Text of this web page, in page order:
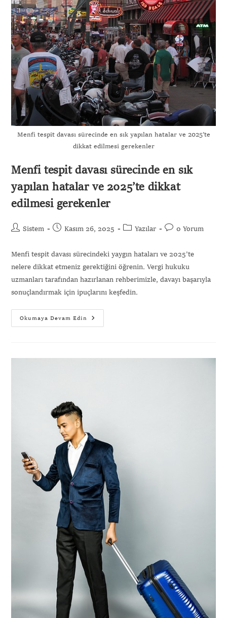
Menfi tespit davası sürecinde en sık yapılan hatalar ve 2025’te
dikkat edilmesi gerekenler
Menfi tespit davası sürecinde en sık
yapılan hatalar ve 2025’te dikkat
edilmesi gerekenler
Sistem Kasım 26, 2025 Yazılar 0 Yorum
Menfi tespit davası sürecindeki yaygın hataları ve 2025'te
nelere dikkat etmeniz gerektiğini öğrenin. Vergi hukuku
uzmanları tarafından hazırlanan rehberimizle, davayı başarıyla
sonuçlandırmak için ipuçlarını keşfedin.
Okumaya Devam Edin